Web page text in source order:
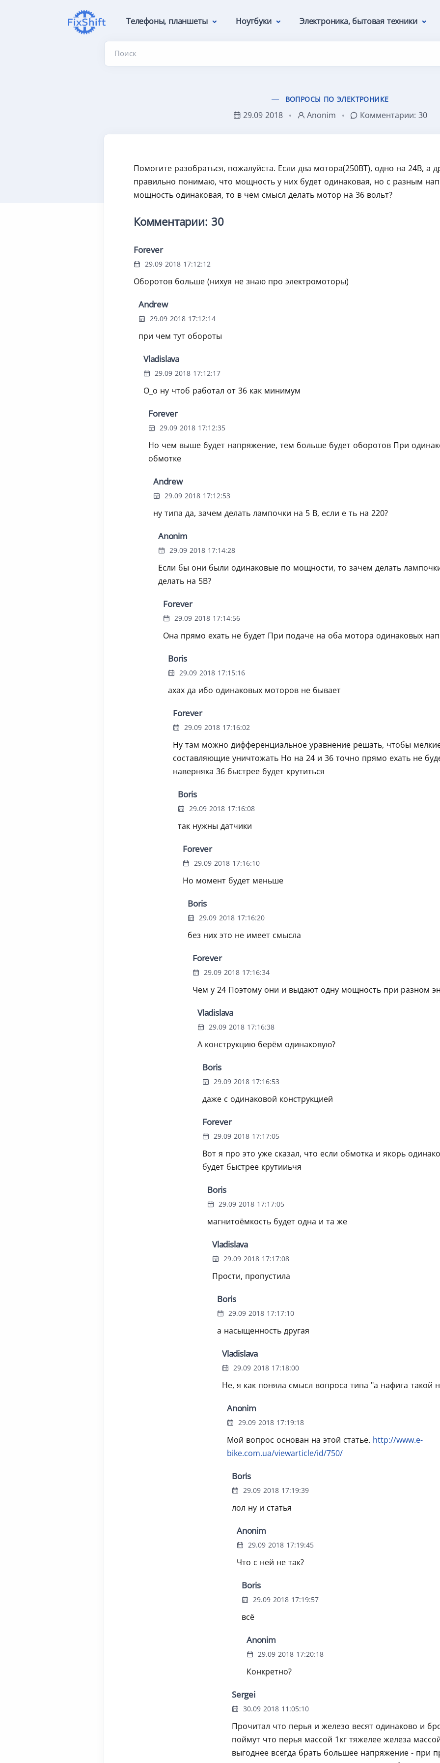
Телефоны, планшеты Ноутбуки Электроника, бытовая техники
Поиск
ВОПРОСЫ ПО ЭЛЕКТРОНИКЕ
29.09 2018 Anonim Комментарии: 30
Помогите разобраться, пожалуйста. Если два мотора(250ВТ), одно на 24В, а
правильно понимаю, что мощность у них будет одинаковая, но с разным
мощность одинаковая, то в чем смысл делать мотор на 36 вольт?
Комментарии: 30
Forever
29.09 2018 17:12:12
Оборотов больше (нихуя не знаю про электромоторы)
Andrew
29.09 2018 17:12:14
при чем тут обороты
Vladislava
29.09 2018 17:12:17
О_о ну чтоб работал от 36 как минимум
Forever
29.09 2018 17:12:35
Но чем выше будет напряжение, тем больше будет оборотов При
обмотке
Andrew
29.09 2018 17:12:53
ну типа да, зачем делать лампочки на 5 В, если е ть на 220?
Anonim
29.09 2018 17:14:28
Если бы они были одинаковые по мощности, то зачем делать
делать на 5В?
Forever
29.09 2018 17:14:56
Она прямо ехать не будет При подаче на оба мотора одинаковых
Boris
29.09 2018 17:15:16
ахах да ибо одинаковых моторов не бывает
Forever
29.09 2018 17:16:02
Ну там можно дифференциальное уравнение решать, чтобы
составляющие уничтожать Но на 24 и 36 точно прямо ехать не
наверняка 36 быстрее будет крутиться
Boris
29.09 2018 17:16:08
так нужны датчики
Forever
29.09 2018 17:16:10
Но момент будет меньше
Boris
29.09 2018 17:16:20
без них это не имеет смысла
Forever
29.09 2018 17:16:34
Чем у 24 Поэтому они и выдают одну мощность при разном
Vladislava
29.09 2018 17:16:38
А конструкцию берём одинаковую?
Boris
29.09 2018 17:16:53
даже с одинаковой конструкцией
Forever
29.09 2018 17:17:05
Вот я про это уже сказал, что если обмотка и якорь
будет быстрее крутииьчя
Boris
29.09 2018 17:17:05
магнитоёмкость будет одна и та же
Vladislava
29.09 2018 17:17:08
Прости, пропустила
Boris
29.09 2018 17:17:10
а насыщенность другая
Vladislava
29.09 2018 17:18:00
Не, я как поняла смысл вопроса типа "а нафига такой
Anonim
29.09 2018 17:19:18
Мой вопрос основан на этой статье. http://www.e-
bike.com.ua/viewarticle/id/750/
Boris
29.09 2018 17:19:39
лол ну и статья
Anonim
29.09 2018 17:19:45
Что с ней не так?
Boris
29.09 2018 17:19:57
всё
Anonim
29.09 2018 17:20:18
Конкретно?
Sergei
30.09 2018 11:05:10
Прочитал что перья и железо весят одинаково и
поймут что перья массой 1кг тяжелее железа
выгоднее всегда брать большее напряжение - при